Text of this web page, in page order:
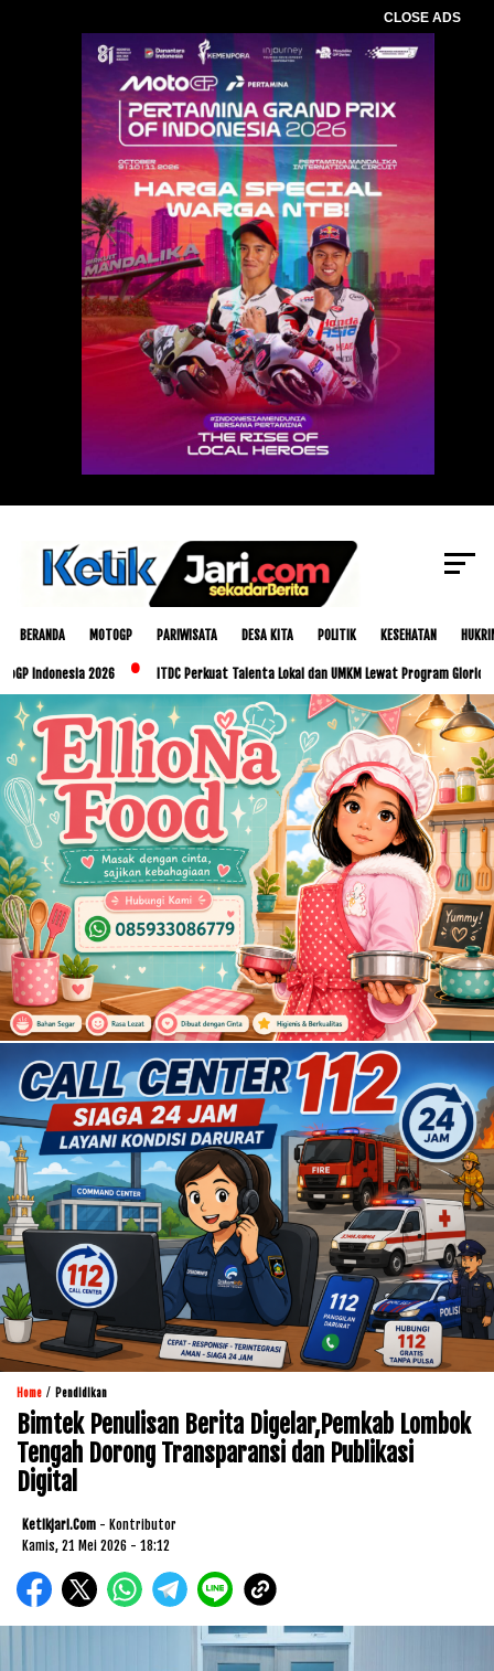
CLOSE ADS
BERANDA MOTOGP PARIWISATA DESA KITA POLITIK KESEHATAN
2026 ITDC Perkuat Talenta Lokal dan UMKM Lewat Program Glorious Golo Mori
Home / Pendidikan
Bimtek Penulisan Berita Digelar,Pemkab Lombok
Tengah Dorong Transparansi dan Publikasi
Digital
Ketikjari.com - Kontributor
Kamis, 21 Mei 2026 - 18:12